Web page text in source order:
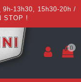
9h-13h30, 15h30-20h /
STOP !
0